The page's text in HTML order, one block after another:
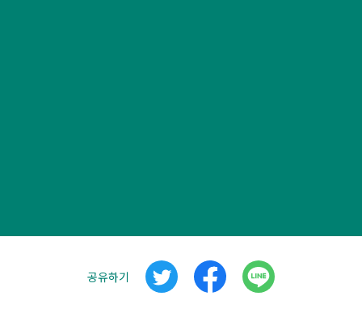
공유하기